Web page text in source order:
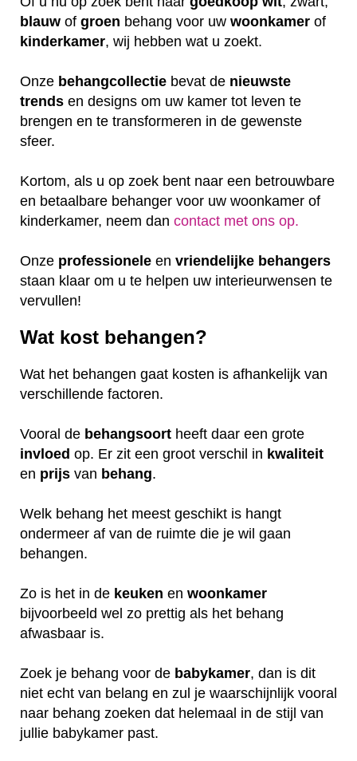
blauw of groen behang voor uw woonkamer of
kinderkamer, wij hebben wat u zoekt.
Onze behangcollectie bevat de nieuwste
trends en designs om uw kamer tot leven te
brengen en te transformeren in de gewenste
sfeer.
Kortom, als u op zoek bent naar een betrouwbare
en betaalbare behanger voor uw woonkamer of
kinderkamer, neem dan contact met ons op.
Onze professionele en vriendelijke behangers
staan klaar om u te helpen uw interieurwensen te
vervullen!
Wat kost behangen?
Wat het behangen gaat kosten is afhankelijk van
verschillende factoren.
Vooral de behangsoort heeft daar een grote
invloed op. Er zit een groot verschil in kwaliteit
en prijs van behang.
Welk behang het meest geschikt is hangt
ondermeer af van de ruimte die je wil gaan
behangen.
Zo is het in de keuken en woonkamer
bijvoorbeeld wel zo prettig als het behang
afwasbaar is.
Zoek je behang voor de babykamer, dan is dit
niet echt van belang en zul je waarschijnlijk vooral
naar behang zoeken dat helemaal in de stijl van
jullie babykamer past.